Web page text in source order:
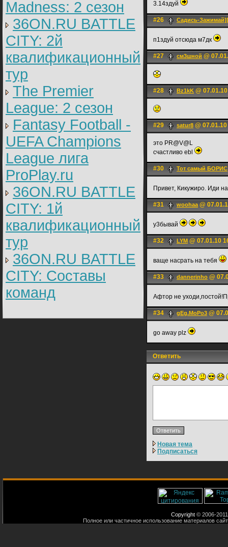
Madness: 2 сезон
36ON.RU BATTLE
CITY: 2й
квалификационный
тур
The Premier
League: 2 cезон
Fantasy Football -
UEFA Champions
League лига
ProPlay.ru
36ON.RU BATTLE
CITY: 1й
квалификационный
тур
36ON.RU BATTLE
CITY: Составы
команд
3.14здуй
#26 Садись-
п1здуй отсюда м7дк
#27 см3шной @
#28 Bz1kK @
#29 satur8 @
это PR@V@L
счастливо ebl
#30 Тот самый БОРИС
Привет, Кикужиро. Иди
#31 woohaa@
у3бывай
#32 LYM @ 07.01.10
ваще насрать на тебя
#33 dannerinho @
Афтор не
#34 gEg.MoPo3 @
go away plz
Ответить
Новая тема
Подписаться
Copyright © 2006-
Полное или частичное использование материалов